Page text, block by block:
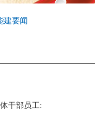
建要闻
干部员工: